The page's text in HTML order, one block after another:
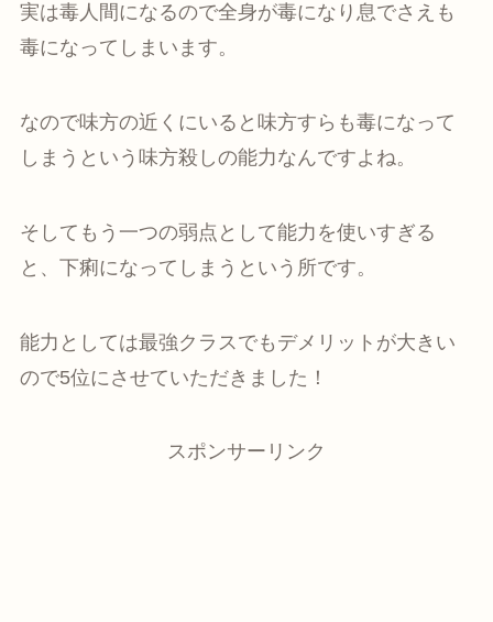
実は毒人間になるので全身が毒になり息でさえも
毒になってしまいます。
なので味方の近くにいると味方すらも毒になって
しまうという味方殺しの能力なんですよね。
そしてもう一つの弱点として能力を使いすぎる
と、下痢になってしまうという所です。
能力としては最強クラスでもデメリットが大きい
ので5位にさせていただきました！
スポンサーリンク